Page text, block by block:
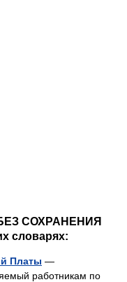
СОХРАНЕНИЯ
словарях:
Платы —
работникам по